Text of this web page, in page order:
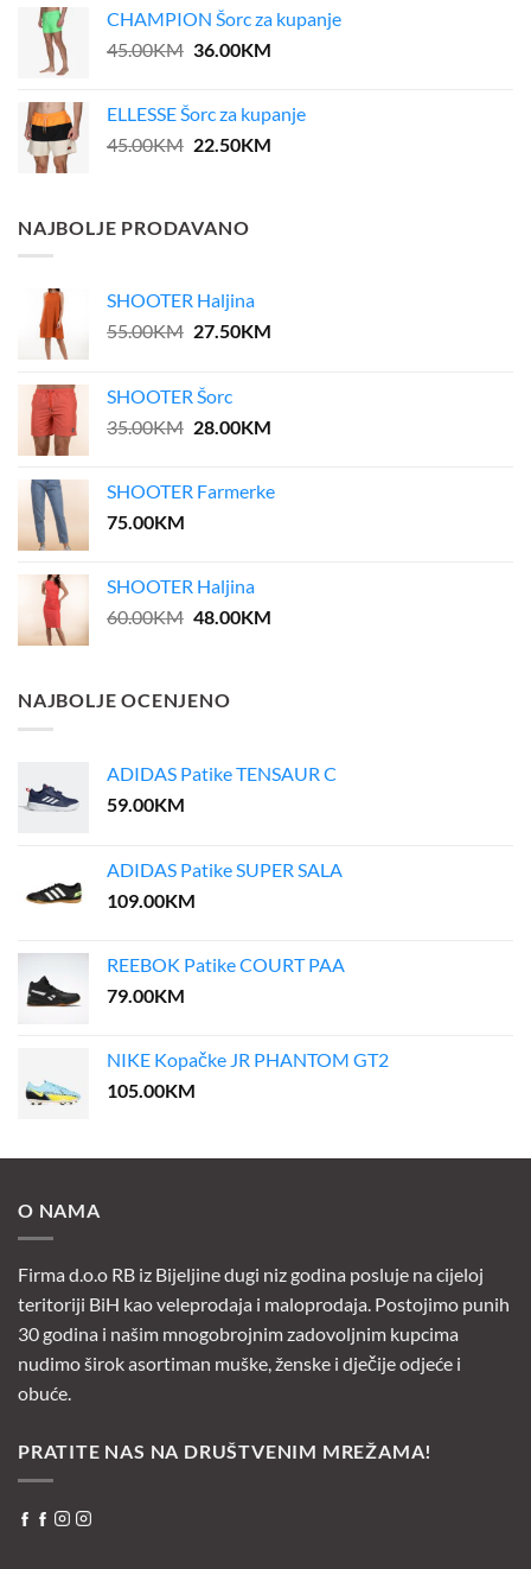
39.00KM.31.20KM.
CHAMPION Šorc za kupanje
45.00KM Original
45.00KM.
36.00KMCurrent
36.00KM.
ELLESSE Šorc za kupanje
45.00KM Original
45.00KM.
22.50KMCurrent
NAJBOLJE PRODAVANO
SHOOTER Haljina
55.00KM Original
55.00KM.
27.50KMCurrent
SHOOTER Šorc
35.00KM Original
35.00KM.
28.00KMCurrent
28.00KM.
SHOOTER Farmerke
75.00KM
SHOOTER Haljina
60.00KM Original
60.00KM.
48.00KMCurrent
NAJBOLJE OCENJENO
ADIDAS Patike TENSAUR C
59.00KM
ADIDAS Patike SUPER SALA
109.00KM
REEBOK Patike COURT PAA
79.00KM
NIKE Kopačke JR PHANTOM GT2
105.00KM
O NAMA
Firma d.o.o RB iz Bijeljine dugi niz godina posluje na cijeloj
teritoriji BiH kao veleprodaja i maloprodaja. Postojimo punih
30 godina i našim mnogobrojnim zadovoljnim kupcima
nudimo širok asortiman muške, ženske i dječije odjeće i
obuće.
PRATITE NAS NA DRUŠTVENIM MREŽAMA!